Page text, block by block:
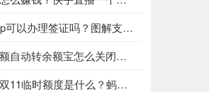
支付宝app可以办理签证吗？图解支付宝办理出境签证方法教程
支付宝余额自动转余额宝怎么关闭？自动转余额宝功能关闭方法及步骤
蚂蚁花呗双11临时额度是什么？蚂蚁花呗双11临时额度怎么提升？